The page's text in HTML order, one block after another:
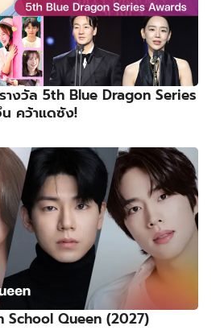
างวัล 5th Blue Dragon Series
คว้าแดซัง!
School Queen (2027)